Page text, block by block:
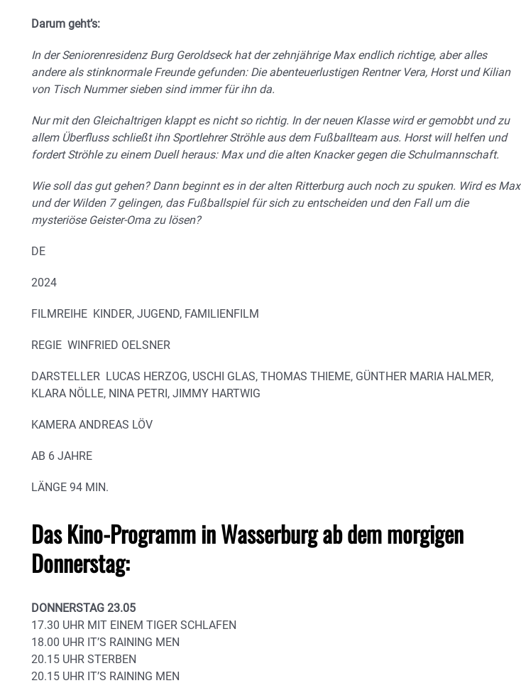
Darum geht’s:
In der Seniorenresidenz Burg Geroldseck hat der zehnjährige Max endlich richtige, aber alles
andere als stinknormale Freunde gefunden: Die abenteuerlustigen Rentner Vera, Horst und Kilian
von Tisch Nummer sieben sind immer für ihn da.
Nur mit den Gleichaltrigen klappt es nicht so richtig. In der neuen Klasse wird er gemobbt und zu
allem Überfluss schließt ihn Sportlehrer Ströhle aus dem Fußballteam aus. Horst will helfen und
fordert Ströhle zu einem Duell heraus: Max und die alten Knacker gegen die Schulmannschaft.
Wie soll das gut gehen? Dann beginnt es in der alten Ritterburg auch noch zu spuken. Wird es Max
und der Wilden 7 gelingen, das Fußballspiel für sich zu entscheiden und den Fall um die
mysteriöse Geister-Oma zu lösen?
DE
2024
FILMREIHE KINDER, JUGEND, FAMILIENFILM
REGIE WINFRIED OELSNER
DARSTELLER LUCAS HERZOG, USCHI GLAS, THOMAS THIEME, GÜNTHER MARIA HALMER,
KLARA NÖLLE, NINA PETRI, JIMMY HARTWIG
KAMERA ANDREAS LÖV
AB 6 JAHRE
LÄNGE 94 MIN.
Das Kino-Programm in Wasserburg ab dem morgigen
Donnerstag:
DONNERSTAG 23.05
17.30 UHR MIT EINEM TIGER SCHLAFEN
18.00 UHR IT’S RAINING MEN
20.15 UHR STERBEN
20.15 UHR IT’S RAINING MEN